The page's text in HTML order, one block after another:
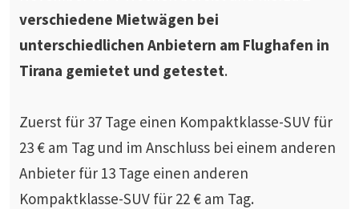
verschiedene Mietwägen bei
unterschiedlichen Anbietern am Flughafen in
Tirana gemietet und getestet.
Zuerst für 37 Tage einen Kompaktklasse-SUV für
23 € am Tag und im Anschluss bei einem anderen
Anbieter für 13 Tage einen anderen
Kompaktklasse-SUV für 22 € am Tag.